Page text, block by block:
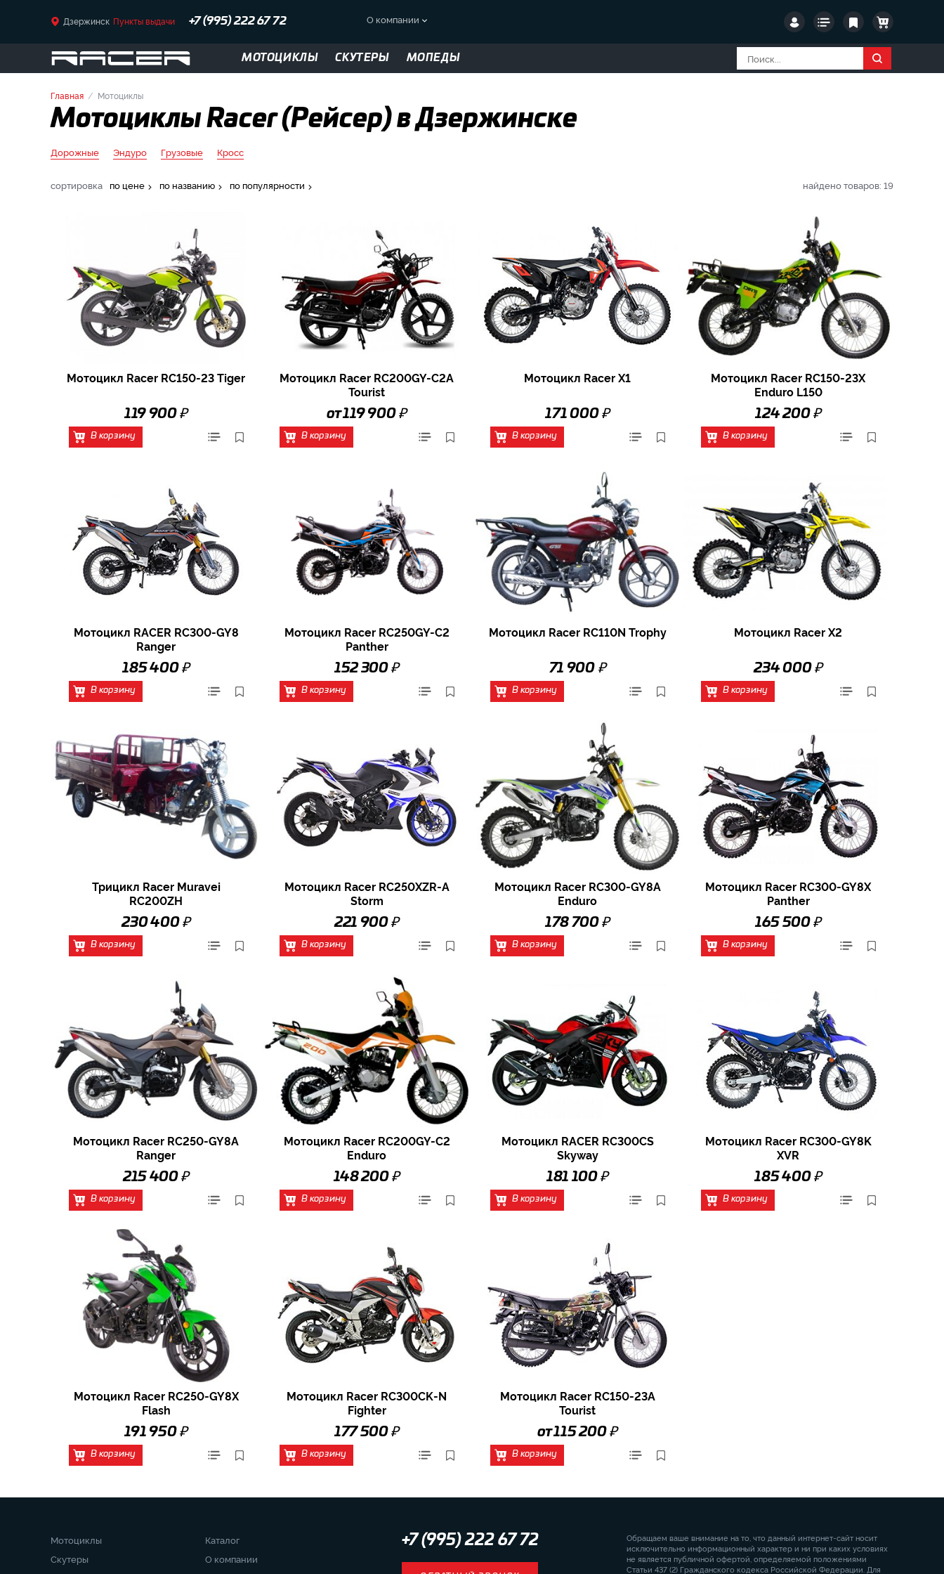
Дзержинск Пункты выдачи +7 (995) 222 67 72 О компании
МОТОЦИКЛЫ СКУТЕРЫ МОПЕДЫ
Главная Мотоциклы
Мотоциклы Racer (Рейсер) в Дзержинске
Дорожные Эндуро Грузовые Кросс
сортировка по цене по названию по популярности найдено товаров: 19
Мотоцикл Racer RC150-23 Tiger
119 900 ₽
В корзину
Мотоцикл Racer RC200GY-C2A
Tourist
от 119 900 ₽
В корзину
Мотоцикл Racer X1
171 000 ₽
В корзину
Мотоцикл Racer RC150-23X
Enduro L150
124 200 ₽
В корзину
Мотоцикл RACER RC300-GY8
Ranger
185 400 ₽
В корзину
Мотоцикл Racer RC250GY-C2
Panther
152 300 ₽
В корзину
Мотоцикл Racer RC110N Trophy
71 900 ₽
В корзину
Мотоцикл Racer X2
234 000 ₽
В корзину
Трицикл Racer Muravei
RC200ZH
230 400 ₽
В корзину
Мотоцикл Racer RC250XZR-A
Storm
221 900 ₽
В корзину
Мотоцикл Racer RC300-GY8A
Enduro
178 700 ₽
В корзину
Мотоцикл Racer RC300-GY8X
Panther
165 500 ₽
В корзину
Мотоцикл Racer RC250-GY8A
Ranger
215 400 ₽
В корзину
Мотоцикл Racer RC200GY-C2
Enduro
148 200 ₽
В корзину
Мотоцикл RACER RC300CS
Skyway
181 100 ₽
В корзину
Мотоцикл Racer RC300-GY8K
XVR
185 400 ₽
В корзину
Мотоцикл Racer RC250-GY8X
Flash
191 950 ₽
В корзину
Мотоцикл Racer RC300CK-N
Fighter
177 500 ₽
В корзину
Мотоцикл Racer RC150-23A
Tourist
от 115 200 ₽
В корзину
Мотоциклы
Скутеры
Каталог
О компании
+7 (995) 222 67 72
Обращаем ваше внимание на то, что данный интернет-сайт носит
исключительно информационный характер и ни при каких условиях
не является публичной офертой, определяемой положениями
Статьи 437 (2) Гражданского кодекса Российской Федерации. Для